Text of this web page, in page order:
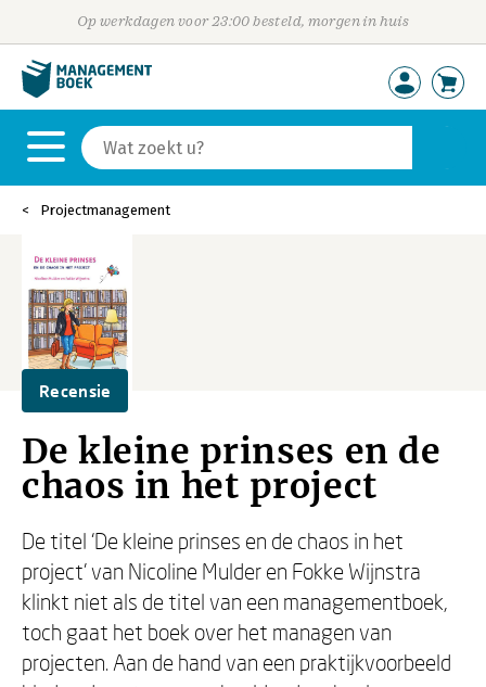
Op werkdagen voor 23:00 besteld, morgen in huis
Projectmanagement
Recensie
De kleine prinses en de
chaos in het project
De titel ‘De kleine prinses en de chaos in het
project’ van Nicoline Mulder en Fokke Wijnstra
klinkt niet als de titel van een managementboek,
toch gaat het boek over het managen van
projecten. Aan de hand van een praktijkvoorbeeld